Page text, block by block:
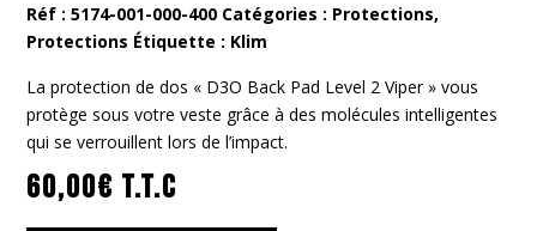
Réf :5174-001-000-400 Catégories : Protections,
Protections Étiquette : Klim
La protection de dos « D3O Back Pad Level 2 Viper » vous
protège sous votre veste grâce à des molécules intelligentes
qui se verrouillent lors de l’impact.
60,00€ T.T.C